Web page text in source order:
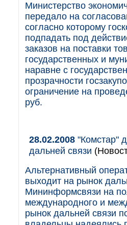
Министерство
передало на
согласно которому
подпадать под
заказов на поставки
государственных и
наравне с
прозрачности
ограничение на
руб.
28.02.2008 "Комстар"
дальней связи
Альтернативный
выходит на рынок
Мининформсвязи на
международного и
рынок дальней связи